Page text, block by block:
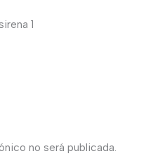
1
no será publicada.